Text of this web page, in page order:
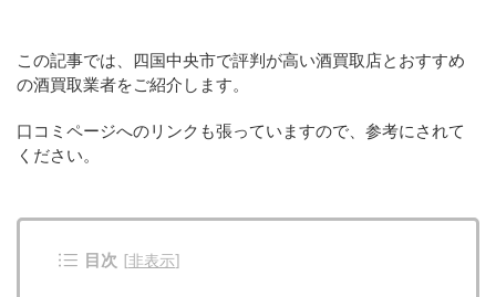
この記事では、四国中央市で評判が高い酒買取店とおすすめ
の酒買取業者をご紹介します。
口コミページへのリンクも張っていますので、参考にされて
ください。
目次 [非表示]